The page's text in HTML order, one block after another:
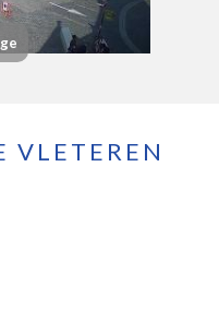
VLETEREN